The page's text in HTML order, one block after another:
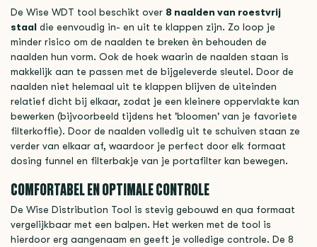
De Wise WDT tool beschikt over 8 naalden van roestvrij
staal die eenvoudig in- en uit te klappen zijn. Zo loop je
minder risico om de naalden te breken èn behouden de
naalden hun vorm. Ook de hoek waarin de naalden staan is
makkelijk aan te passen met de bijgeleverde sleutel. Door de
naalden niet helemaal uit te klappen blijven de uiteinden
relatief dicht bij elkaar, zodat je een kleinere oppervlakte kan
bewerken (bijvoorbeeld tijdens het 'bloomen' van je favoriete
filterkoffie). Door de naalden volledig uit te schuiven staan ze
verder van elkaar af, waardoor je perfect door elk formaat
dosing funnel en filterbakje van je portafilter kan bewegen.
COMFORTABEL EN OPTIMALE CONTROLE
De Wise Distribution Tool is stevig gebouwd en qua formaat
vergelijkbaar met een balpen. Het werken met de tool is
hierdoor erg aangenaam en geeft je volledige controle. De 8